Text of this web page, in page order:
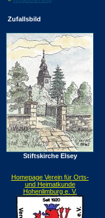
Zufallsbild
Stiftskirche Elsey
Homepage Verein für Orts-
und Heimatkunde
Hohenlimburg e. V.